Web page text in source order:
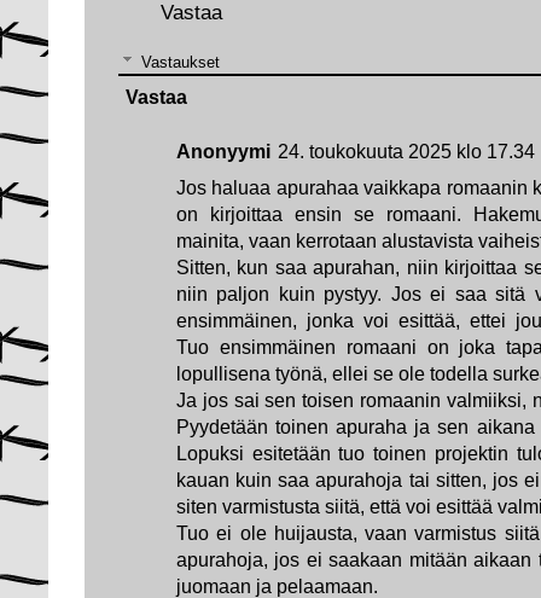
Vastaa
Vastaukset
Anonyymi 24. toukokuuta 2025 klo 17.34
Jos haluaa apurahaa vaikkapa romaanin
on kirjoittaa ensin se romaani.
mainita, vaan kerrotaan alustavista
Sitten, kun saa apurahan, niin kirjoittaa
niin paljon kuin pystyy. Jos ei saa sitä
ensimmäinen, jonka voi esittää, ettei
Tuo ensimmäinen romaani on joka
lopullisena työnä, ellei se ole todella
Ja jos sai sen toisen romaanin valmiiksi,
Pyydetään toinen apuraha ja sen
Lopuksi esitetään tuo toinen projektin
kauan kuin saa apurahoja tai sitten, jos
siten varmistusta siitä, että voi esittää
Tuo ei ole huijausta, vaan varmistus
apurahoja, jos ei saakaan mitään aikaan
juomaan ja pelaamaan.
Vastaa